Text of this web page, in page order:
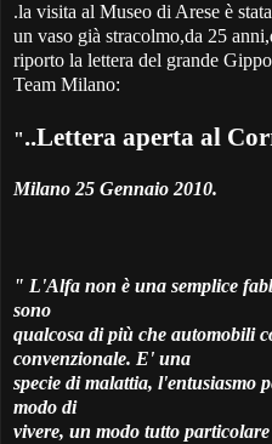
.la visita al Museo di Arese è
un vaso già stracolmo,da 25
riporto la lettera del grande
Team Milano:
"..Lettera aperta al
Milano 25 Gennaio 2010.
" L'Alfa non è una semplice
sono
qualcosa di più che automobili
convenzionale. E' una
specie di malattia, l'entusiasmo
modo di
vivere, un modo tutto